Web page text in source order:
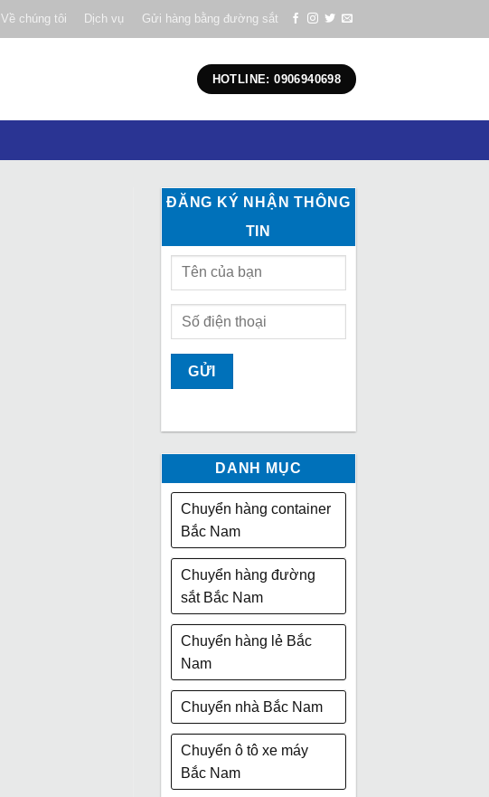
Về chúng tôi Dịch vụ Gửi hàng bằng đường sắt
HOTLINE: 0906940698
ĐĂNG KÝ NHẬN THÔNG
TIN
DANH MỤC
Chuyển hàng container
Bắc Nam
Chuyển hàng đường
sắt Bắc Nam
Chuyển hàng lẻ Bắc
Nam
Chuyển nhà Bắc Nam
Chuyển ô tô xe máy
Bắc Nam